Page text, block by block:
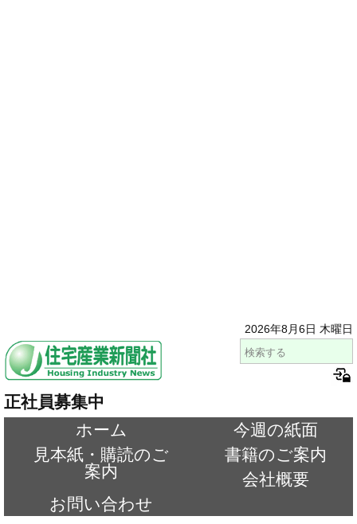
2026年8月6日 木曜日
正社員募集中
ホーム
今週の紙面
見本紙・購読のご
案内
書籍のご案内
会社概要
お問い合わせ